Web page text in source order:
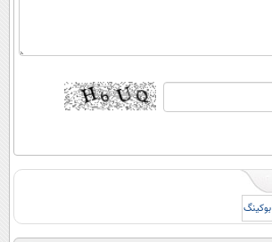
بوکینگ